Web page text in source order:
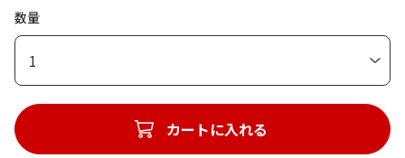
数量
1
カートに入れる